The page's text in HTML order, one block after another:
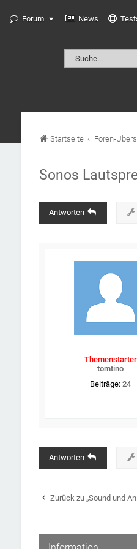
Forum News
Startseite Foren-
Sonos
Antworten
Themenstarter
tomtino
Beiträge: 24
Antworten
Zurück zu „Sound und